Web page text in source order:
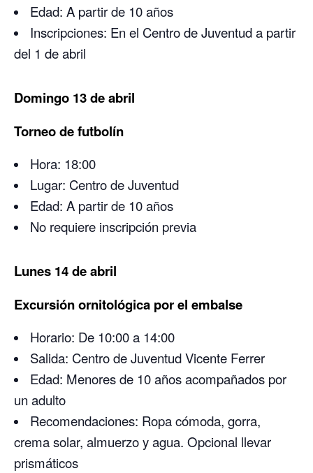
Edad: A partir de 10 años
Inscripciones: En el Centro de Juventud a partir
del 1 de abril
Domingo 13 de abril
Torneo de futbolín
Hora: 18:00
Lugar: Centro de Juventud
Edad: A partir de 10 años
No requiere inscripción previa
Lunes 14 de abril
Excursión ornitológica por el embalse
Horario: De 10:00 a 14:00
Salida: Centro de Juventud Vicente Ferrer
Edad: Menores de 10 años acompañados por
un adulto
Recomendaciones: Ropa cómoda, gorra,
crema solar, almuerzo y agua. Opcional llevar
prismáticos